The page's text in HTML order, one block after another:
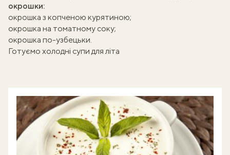
окрошки:
окрошка з копченою курятиною;
окрошка на томатному соку;
окрошка по-узбецьки.
Готуємо холодні супи для літа